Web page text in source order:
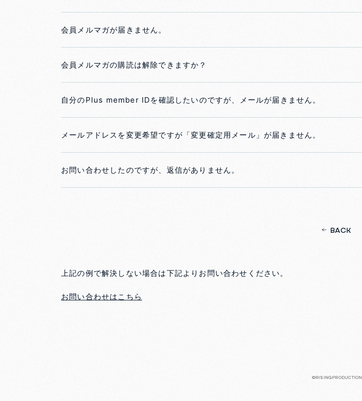
会員メルマガが届きません。
会員メルマガの購読は解除できますか？
自分のPlus member IDを確認したいのですが、メールが届きません。
メールアドレスを変更希望ですが「変更確定用メール」が届きません。
お問い合わせしたのですが、返信がありません。
BACK
上記の例で解決しない場合は下記よりお問い合わせください。
お問い合わせはこちら
©RISINGPRODUCTION